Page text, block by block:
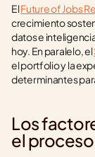
El Future of Jobs
crecimiento
datos e
hoy. En paralelo, el
el portfolio y la
determinantes
Los
el proceso